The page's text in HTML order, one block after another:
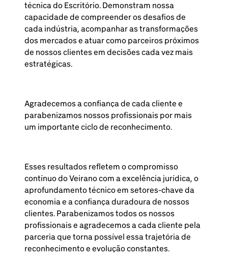
técnica do Escritório. Demonstram nossa
capacidade de compreender os desafios de
cada indústria, acompanhar as transformações
dos mercados e atuar como parceiros próximos
de nossos clientes em decisões cada vez mais
estratégicas.
Agradecemos a confiança de cada cliente e
parabenizamos nossos profissionais por mais
um importante ciclo de reconhecimento.
Esses resultados refletem o compromisso
contínuo do Veirano com a excelência jurídica, o
aprofundamento técnico em setores-chave da
economia e a confiança duradoura de nossos
clientes. Parabenizamos todos os nossos
profissionais e agradecemos a cada cliente pela
parceria que torna possível essa trajetória de
reconhecimento e evolução constantes.